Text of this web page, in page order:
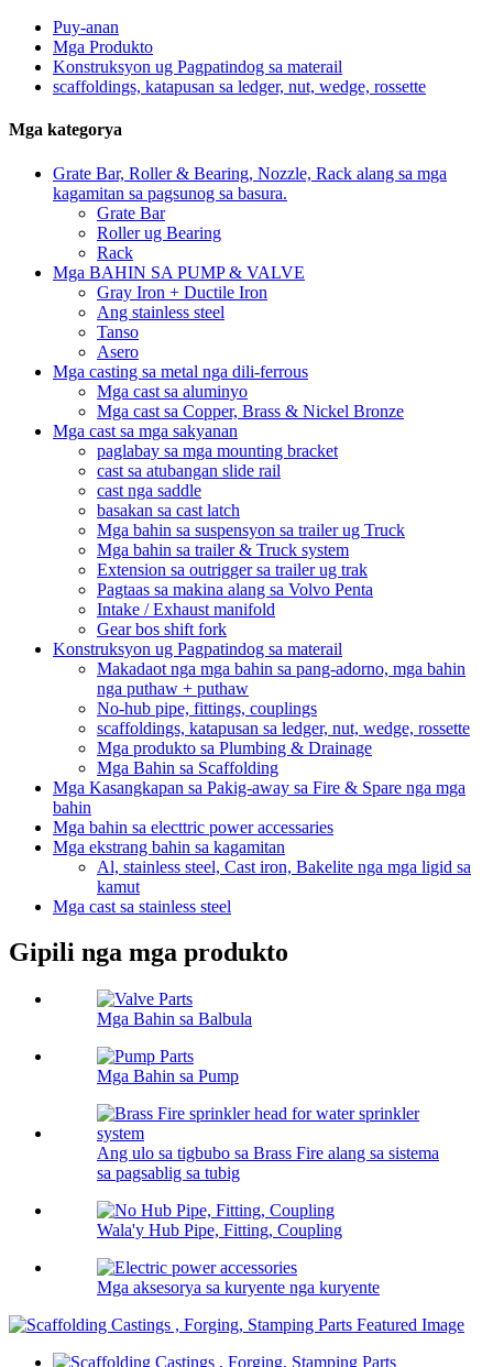
Puy-anan
Mga Produkto
Konstruksyon ug Pagpatindog sa materail
scaffoldings, katapusan sa ledger, nut, wedge, rossette
Mga kategorya
Grate Bar, Roller & Bearing, Nozzle, Rack alang sa mga
kagamitan sa pagsunog sa basura.
Grate Bar
Roller ug Bearing
Rack
Mga BAHIN SA PUMP & VALVE
Gray Iron + Ductile Iron
Ang stainless steel
Tanso
Asero
Mga casting sa metal nga dili-ferrous
Mga cast sa aluminyo
Mga cast sa Copper, Brass & Nickel Bronze
Mga cast sa mga sakyanan
paglabay sa mga mounting bracket
cast sa atubangan slide rail
cast nga saddle
basakan sa cast latch
Mga bahin sa suspensyon sa trailer ug Truck
Mga bahin sa trailer & Truck system
Extension sa outrigger sa trailer ug trak
Pagtaas sa makina alang sa Volvo Penta
Intake / Exhaust manifold
Gear bos shift fork
Konstruksyon ug Pagpatindog sa materail
Makadaot nga mga bahin sa pang-adorno, mga bahin
nga puthaw + puthaw
No-hub pipe, fittings, couplings
scaffoldings, katapusan sa ledger, nut, wedge, rossette
Mga produkto sa Plumbing & Drainage
Mga Bahin sa Scaffolding
Mga Kasangkapan sa Pakig-away sa Fire & Spare nga mga
bahin
Mga bahin sa electtric power accessaries
Mga ekstrang bahin sa kagamitan
Al, stainless steel, Cast iron, Bakelite nga mga ligid sa
kamut
Mga cast sa stainless steel
Gipili nga mga produkto
Mga Bahin sa Balbula
Mga Bahin sa Pump
Ang ulo sa tigbubo sa Brass Fire alang sa sistema
sa pagsablig sa tubig
Wala'y Hub Pipe, Fitting, Coupling
Mga aksesorya sa kuryente nga kuryente